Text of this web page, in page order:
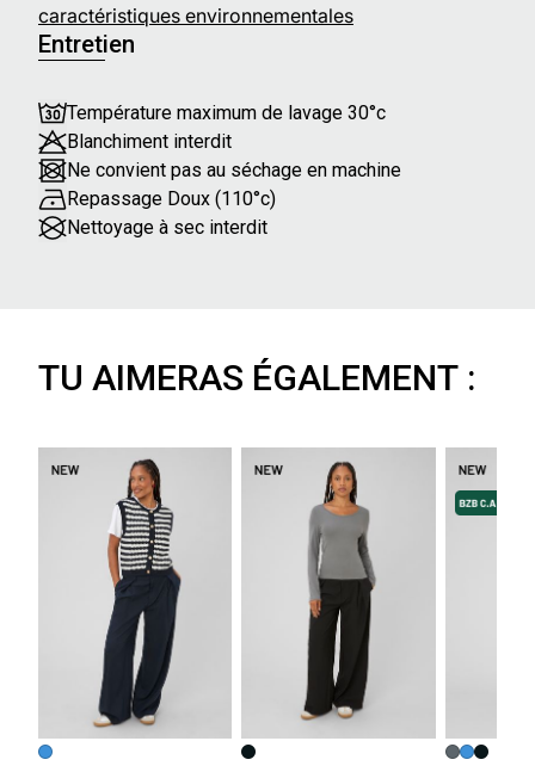
caractéristiques environnementales
Entretien
Température maximum de lavage 30°c
Blanchiment interdit
Ne convient pas au séchage en machine
Repassage Doux (110°c)
Nettoyage à sec interdit
TU AIMERAS ÉGALEMENT :